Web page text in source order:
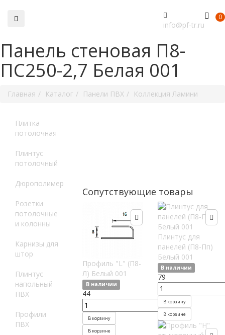
0
info@pf-tr.ru
Панель стеновая П8-
ПС250-2,7 Белая 001
Главная Каталог Панели ПВХ Коллекция Ламини
Плитка
потолочная
Плинтус
потолочный
Дюрополимер
Розетки
потолочные
и колонны
Карнизы для
штор
Плинтус
напольный
ПВХ
Профили
ПВХ
Сопутствующие товары
Профиль "L" (П8-
Л) Белый 001
В наличии
44
В корзину
В корзине
Плинтус для
панелей (П8-Пп)
Белый 001
В наличии
79
В корзину
В корзине